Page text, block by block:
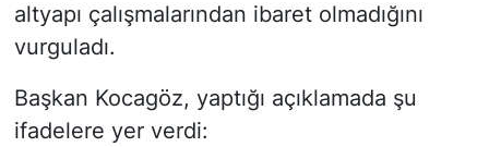
altyapı çalışmalarından ibaret olmadığını
vurguladı.
Başkan Kocagöz, yaptığı açıklamada şu
ifadelere yer verdi: